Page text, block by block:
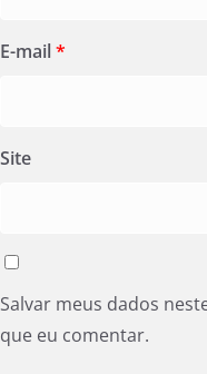
E-mail*
Site
Salvar meus dados
que eu comentar.